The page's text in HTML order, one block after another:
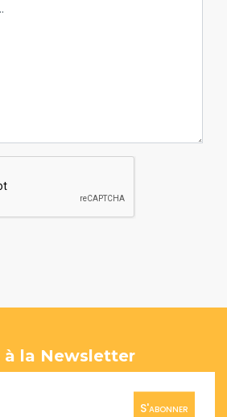
à la Newsletter
S'abonner